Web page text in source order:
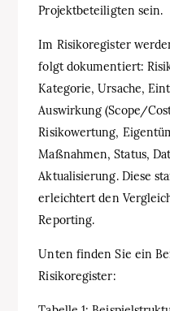
Projektbeteiligten sein.
Im Risikoregister
folgt dokumentiert:
Kategorie, Ursache,
Auswirkung (Scope/
Risikowertung,
Maßnahmen, Status,
Aktualisierung. Diese
erleichtert den
Reporting.
Unten finden Sie ein
Risikoregister: